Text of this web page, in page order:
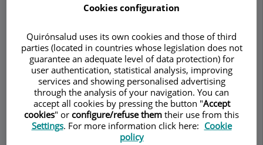
inflamación de la
mucosa del seno,
producida por
diversas causas. La sinusitis bacteriana aguda es
una infección de las cavidades de los senos,
causadas por una bacteria. Generalmente aparece
después de un resfriado o a causa de una
irritación por contaminantes ambientales. La
Cookies configuration
Quirónsalud uses its own cookies and those of third
parties (located in countries whose legislation does not
guarantee an adequate level of data protection) for
user authentication, statistical analysis, improving
services and showing personalised advertising
through the analysis of your navigation. You can
accept all cookies by pressing the button "Accept
cookies" or configure/refuse them their use from this
Settings. For more information click here: Cookie
policy